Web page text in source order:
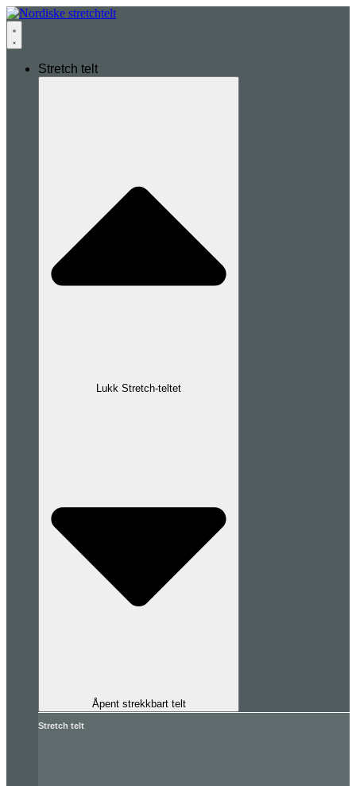
Stretch telt
Lukk Stretch-teltet
Åpent strekkbart telt
Stretch telt